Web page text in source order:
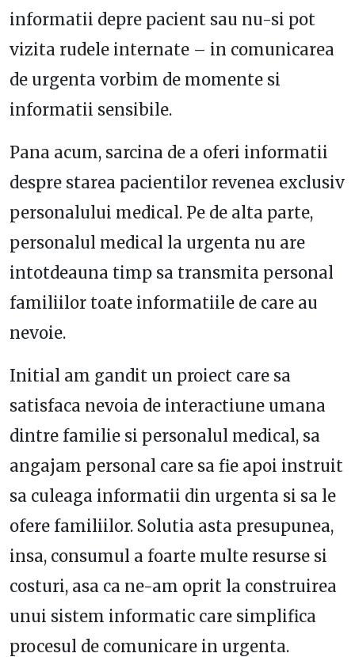
informatii depre pacient sau nu-si pot
vizita rudele internate – in comunicarea
de urgenta vorbim de momente si
informatii sensibile.
Pana acum, sarcina de a oferi informatii
despre starea pacientilor revenea exclusiv
personalului medical. Pe de alta parte,
personalul medical la urgenta nu are
intotdeauna timp sa transmita personal
familiilor toate informatiile de care au
nevoie.
Initial am gandit un proiect care sa
satisfaca nevoia de interactiune umana
dintre familie si personalul medical, sa
angajam personal care sa fie apoi instruit
sa culeaga informatii din urgenta si sa le
ofere familiilor. Solutia asta presupunea,
insa, consumul a foarte multe resurse si
costuri, asa ca ne-am oprit la construirea
unui sistem informatic care simplifica
procesul de comunicare in urgenta.